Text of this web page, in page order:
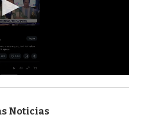
Noticias